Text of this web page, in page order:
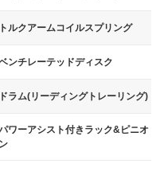
トルクアームコイルスプリング
ンチレーテッドディスク
ドラム(リーディングトレーリング)
ワーアシスト付きラック&ピニオ
ン